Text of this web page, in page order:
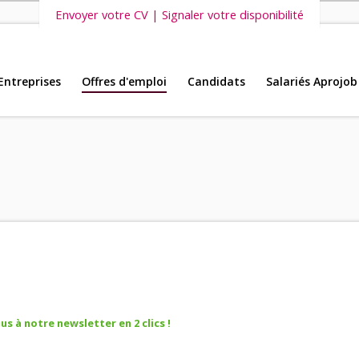
vous invitons également à découvrir
Envoyer votre CV | Signaler votre disponibilité
Offres d'emploi Candidats Salariés Aprojob
à notre newsletter en 2 clics !